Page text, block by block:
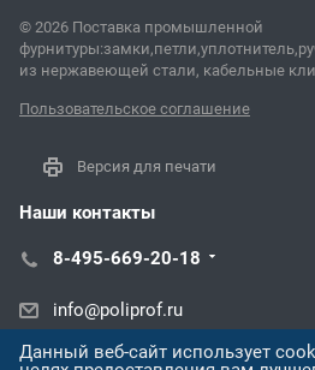
© 2026 Поставка промышленной
из нержавеющей стали, кабельные
Пользовательское соглашение
Версия для печати
Наши контакты
8-495-669-20-18
info@poliprof.ru
Алматы просп. Назарбаева,
Данный веб-сайт использует